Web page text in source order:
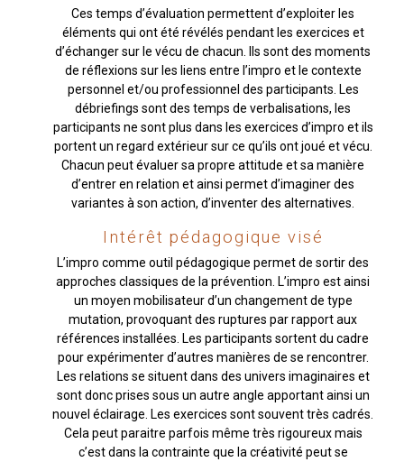
Ces temps d’évaluation permettent d’exploiter les
éléments qui ont été révélés pendant les exercices et
d’échanger sur le vécu de chacun. Ils sont des moments
de réflexions sur les liens entre l’impro et le contexte
personnel et/ou professionnel des participants. Les
débriefings sont des temps de verbalisations, les
participants ne sont plus dans les exercices d’impro et ils
portent un regard extérieur sur ce qu’ils ont joué et vécu.
Chacun peut évaluer sa propre attitude et sa manière
d’entrer en relation et ainsi permet d’imaginer des
variantes à son action, d’inventer des alternatives.
Intérêt pédagogique visé
L’impro comme outil pédagogique permet de sortir des
approches classiques de la prévention. L’impro est ainsi
un moyen mobilisateur d’un changement de type
mutation, provoquant des ruptures par rapport aux
références installées. Les participants sortent du cadre
pour expérimenter d’autres manières de se rencontrer.
Les relations se situent dans des univers imaginaires et
sont donc prises sous un autre angle apportant ainsi un
nouvel éclairage. Les exercices sont souvent très cadrés.
Cela peut paraitre parfois même très rigoureux mais
c’est dans la contrainte que la créativité peut se